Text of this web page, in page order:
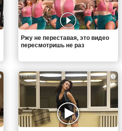
Ржу не переставая, это видео
пересмотришь не раз
i